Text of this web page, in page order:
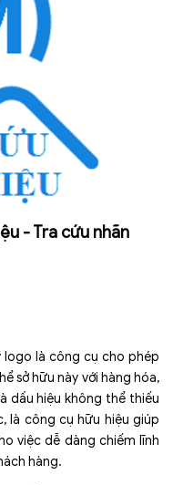
- Tra cứu nhãn
là công cụ cho phép
sở hữu này với hàng hóa,
dấu hiệu không thể thiếu
là công cụ hữu hiệu giúp
việc dễ dàng chiếm lĩnh
hàng.